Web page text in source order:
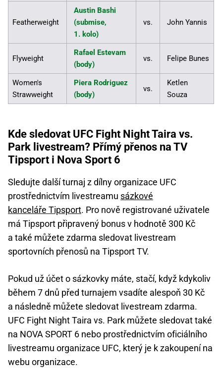
Featherweight
Austin Bashi
(submise,
1. kolo)
vs. John Yannis
Flyweight
Rafael Estevam
(body)
vs. Felipe Bunes
Women's
Strawweight
Piera Rodriguez
(body)
vs.
Ketlen
Souza
Kde sledovat UFC Fight Night Taira vs.
Park livestream? Přímý přenos na TV
Tipsport i Nova Sport 6
Sledujte další turnaj z dílny organizace UFC
prostřednictvím livestreamu sázkové
kanceláře Tipsport. Pro nově registrované uživatele
má Tipsport připravený bonus v hodnotě 300 Kč
a také můžete zdarma sledovat livestream
sportovních přenosů na Tipsport TV.
Pokud už účet o sázkovky máte, stačí, když kdykoliv
během 7 dnů před turnajem vsadíte alespoň 30 Kč
a následně můžete sledovat livestream zdarma.
UFC Fight Night Taira vs. Park můžete sledovat také
na NOVA SPORT 6 nebo prostřednictvím oficiálního
livestreamu organizace UFC, který je k zakoupení na
webu organizace.